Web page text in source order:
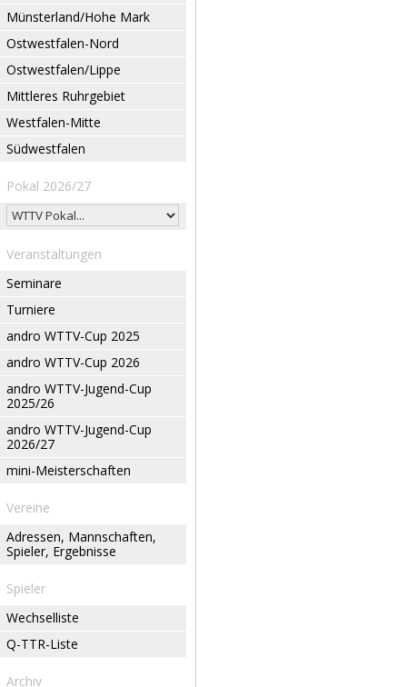
Münsterland/Hohe Mark
Ostwestfalen-Nord
Ostwestfalen/Lippe
Mittleres Ruhrgebiet
Westfalen-Mitte
Südwestfalen
Pokal 2026/27
Veranstaltungen
Seminare
Turniere
andro WTTV-Cup 2025
andro WTTV-Cup 2026
andro WTTV-Jugend-Cup
2025/26
andro WTTV-Jugend-Cup
2026/27
mini-Meisterschaften
Vereine
Adressen, Mannschaften,
Spieler, Ergebnisse
Spieler
Wechselliste
Q-TTR-Liste
Archiv